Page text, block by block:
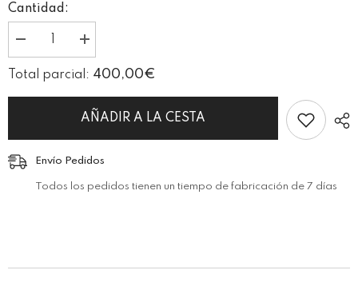
Cantidad:
Error:
Missing
interpolation
la
cantidad
de
producto
I18n
Error:
Missing
interpolation
for
la
de
producto
Total parcial: 400,00€
AÑADIR A LA CESTA
Envío Pedidos
Todos los pedidos tienen un tiempo de fabricación de 7 días